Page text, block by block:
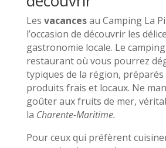
Les vacancesau Camping La
l’occasion de découvrir les
gastronomie locale. Le
restaurant où vous pourrez
typiques de la région, préparés
produits frais et locaux. Ne
goûter aux fruits de mer,
la Charente-Maritime.
Pour ceux qui préfèrent